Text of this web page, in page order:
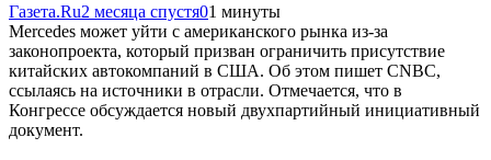
Газета.Ru2 месяца спустя01 минуты
Mercedes может уйти с американского рынка из‑за
законопроекта, который призван ограничить присутствие
китайских автокомпаний в США. Об этом пишет CNBC,
ссылаясь на источники в отрасли. Отмечается, что в
Конгрессе обсуждается новый двухпартийный инициативный
документ.